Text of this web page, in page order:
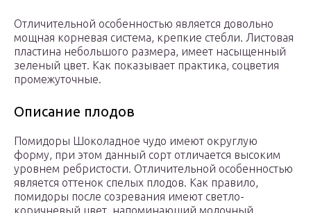
Отличительной особенностью является довольно
мощная корневая система, крепкие стебли. Листовая
пластина небольшого размера, имеет насыщенный
зеленый цвет. Как показывает практика, соцветия
промежуточные.
Описание плодов
Помидоры Шоколадное чудо имеют округлую
форму, при этом данный сорт отличается высоким
уровнем ребристости. Отличительной особенностью
является оттенок спелых плодов. Как правило,
помидоры после созревания имеют светло-
коричневый цвет, напоминающий молочный